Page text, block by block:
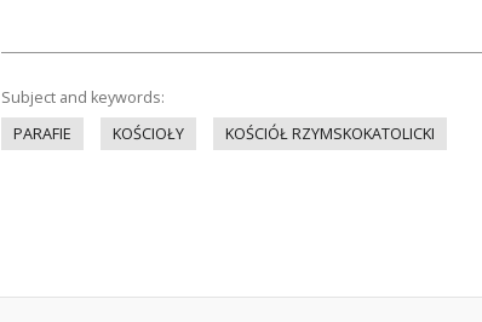
Subject and keywords:
PARAFIE
KOŚCIOŁY KOŚCIÓŁ RZYMSKOKATOLICKI